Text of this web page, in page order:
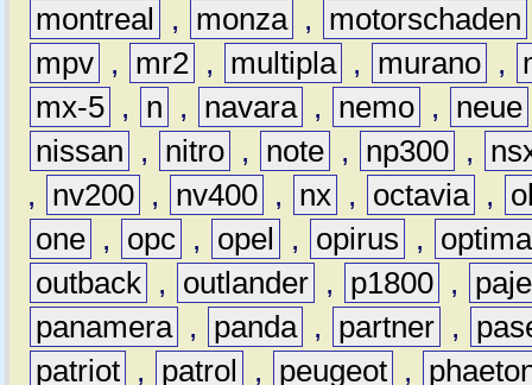
montreal
, monza , motorschaden
mpv , mr2 , multipla , murano ,
mx-5 , n , navara , nemo , neue
nissan
, nitro , note , np300 ,
,
nv200 , nv400 , nx , octavia ,
one , opc , opel , opirus ,
optima
outback , outlander , p1800 ,
panamera , panda , partner ,
patriot , patrol , peugeot ,